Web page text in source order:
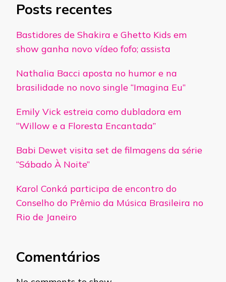
Posts recentes
Bastidores de Shakira e Ghetto Kids em
show ganha novo vídeo fofo; assista
Nathalia Bacci aposta no humor e na
brasilidade no novo single “Imagina Eu”
Emily Vick estreia como dubladora em
“Willow e a Floresta Encantada”
Babi Dewet visita set de filmagens da série
“Sábado À Noite”
Karol Conká participa de encontro do
Conselho do Prêmio da Música Brasileira no
Rio de Janeiro
Comentários